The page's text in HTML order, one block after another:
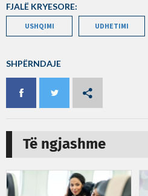
FJALË KRYESORE:
USHQIMI UDHETIMI
SHPËRNDAJE
Të ngjashme